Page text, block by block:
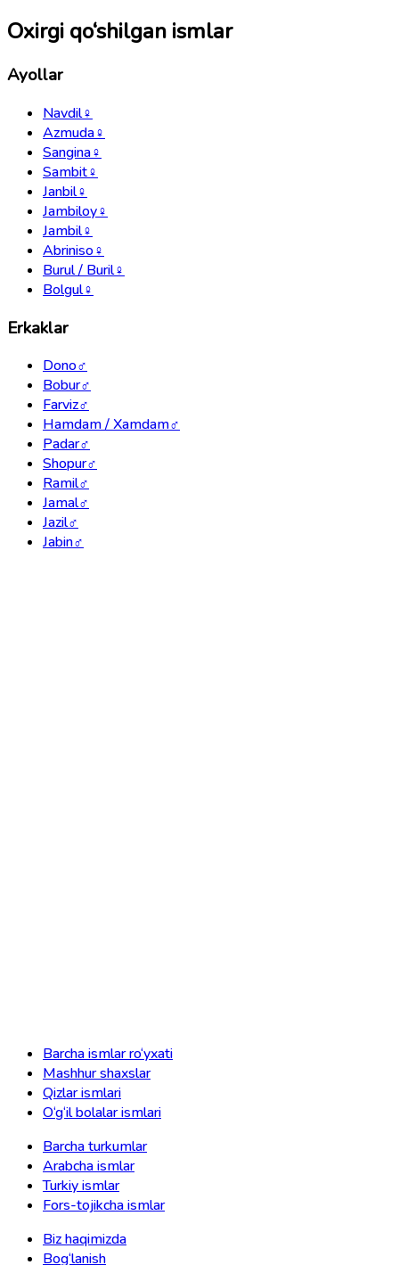
Oxirgi qo‘shilgan ismlar
Ayollar
Navdil♀
Azmuda♀
Sangina♀
Sambit♀
Janbil♀
Jambiloy♀
Jambil♀
Abriniso♀
Burul / Buril♀
Bolgul♀
Erkaklar
Dono♂
Bobur♂
Farviz♂
Hamdam / Xamdam♂
Padar♂
Shopur♂
Ramil♂
Jamal♂
Jazil♂
Jabin♂
Barcha ismlar ro‘yxati
Mashhur shaxslar
Qizlar ismlari
O‘g‘il bolalar ismlari
Barcha turkumlar
Arabcha ismlar
Turkiy ismlar
Fors-tojikcha ismlar
Biz haqimizda
Bog‘lanish